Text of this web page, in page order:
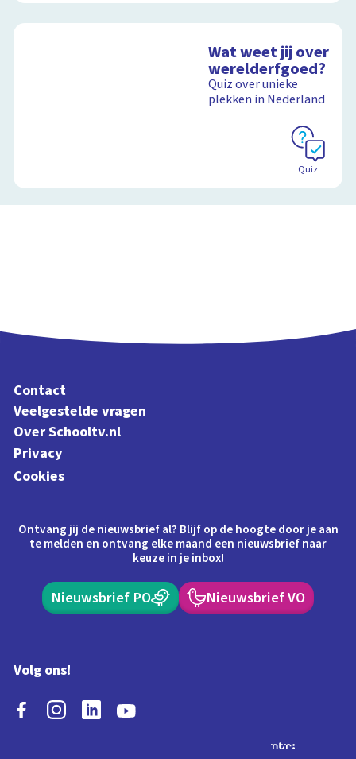
Wat weet jij over
werelderfgoed?
Quiz over unieke
plekken in Nederland
Quiz
Contact
Veelgestelde vragen
Over Schooltv.nl
Privacy
Cookies
Ontvang jij de nieuwsbrief al? Blijf op de hoogte door je aan
te melden en ontvang elke maand een nieuwsbrief naar
keuze in je inbox!
Nieuwsbrief PO Nieuwsbrief VO
Volg ons!